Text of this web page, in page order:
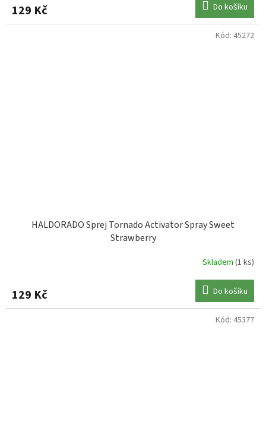
129 Kč Do košíku
HALDORADO Sprej Tornado Activator Spray Sweet
Strawberry
Skladem (1 ks)
129 Kč Do košíku
Kód: 45272
Kód: 45377